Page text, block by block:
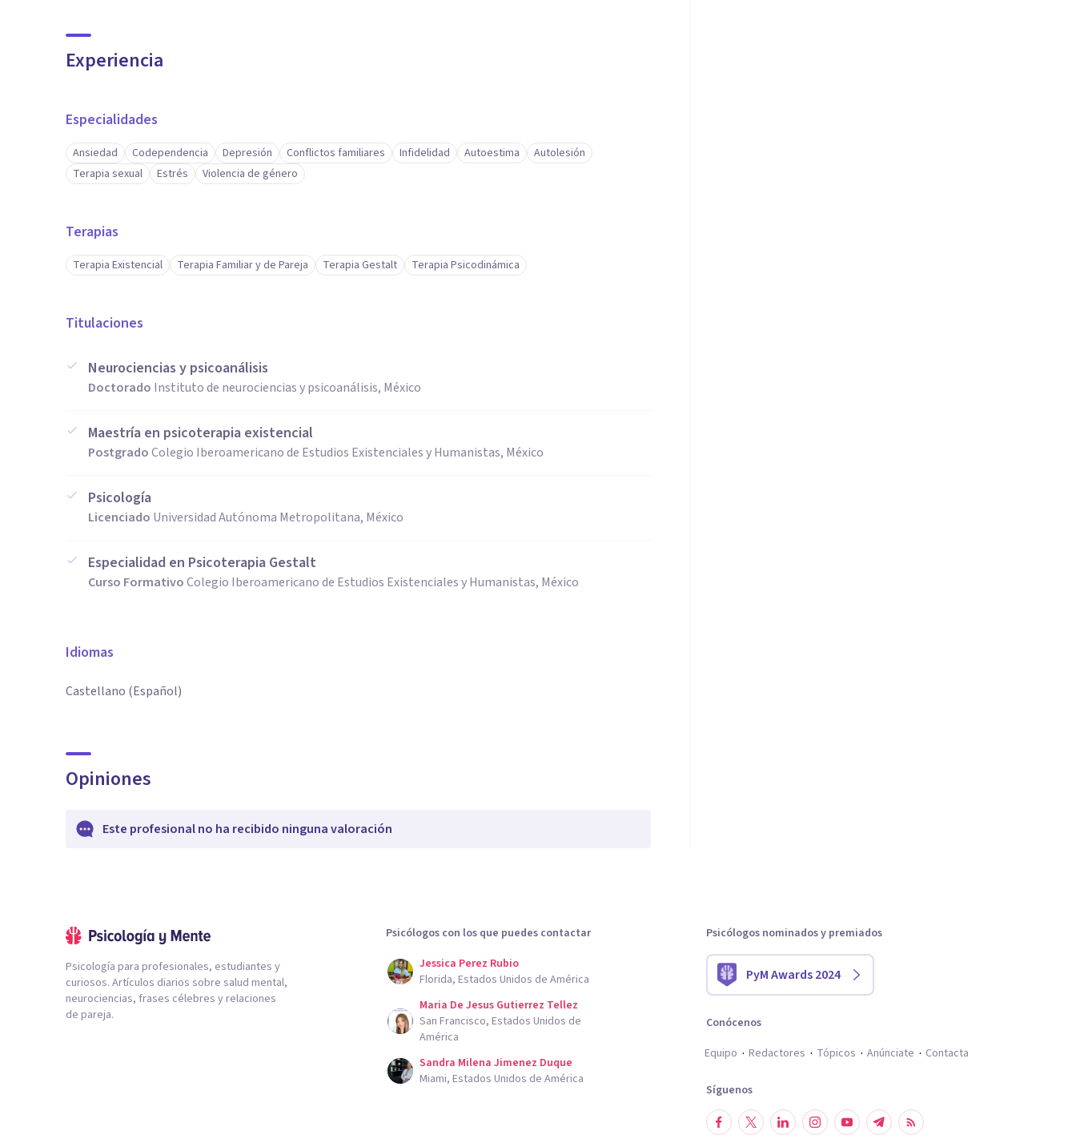
Experiencia
Especialidades
Ansiedad Codependencia Depresión Conflictos familiares Infidelidad Autoestima
Autolesión
Terapia sexual
Estrés Violencia de género
Terapias
Terapia Existencial Terapia Familiar y de Pareja Terapia Gestalt Terapia Psicodinámica
Titulaciones
Neurociencias y psicoanálisis
Doctorado Instituto de neurociencias y psicoanálisis, México
Maestría en psicoterapia existencial
PostgradoColegio Iberoamericano de Estudios Existenciales y Humanistas, México
Psicología
Licenciado Universidad Autónoma Metropolitana, México
Especialidad en Psicoterapia Gestalt
Curso FormativoColegio Iberoamericano de Estudios Existenciales y Humanistas, México
Idiomas
Castellano (Español)
Opiniones
Este profesional no ha recibido ninguna valoración
Psicología para profesionales, estudiantes y
curiosos. Artículos diarios sobre salud mental,
neurociencias, frases célebres y relaciones
de pareja.
Psicólogos con los que puedes contactar
Jessica Perez Rubio
Florida, Estados Unidos de América
Maria De Jesus Gutierrez Tellez
San Francisco, Estados Unidos de
América
Sandra Milena Jimenez Duque
Miami, Estados Unidos de América
Psicólogos nominados y premiados
PyM Awards 2024
Conócenos
Equipo
Redactores Tópicos Anúnciate Contacta
Síguenos